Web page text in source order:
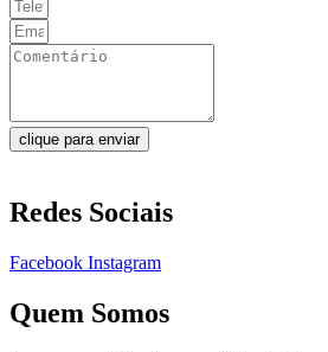
clique para enviar
Redes Sociais
Facebook Instagram
Quem Somos